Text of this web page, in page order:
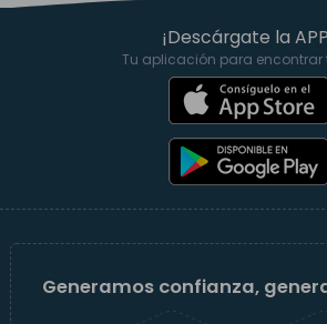
¡Descárgate la
Tu aplicación para encontrar
Generamos confianza,